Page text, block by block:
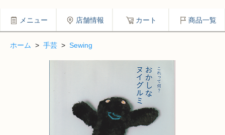
メニュー 店舗情報 カート 商品一覧
ホーム > 手芸 > Sewing